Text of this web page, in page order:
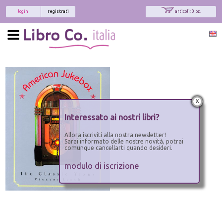
articoli: 0 pz.
registrati
login
x
Interessato ai nostri libri?
Allora iscriviti alla nostra newsletter!
Sarai informato delle nostre novità, potrai
comunque cancellarti quando desideri.
modulo di iscrizione